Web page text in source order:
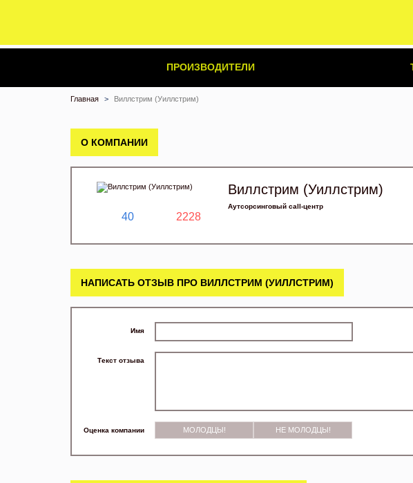
ПРОИЗВОДИТЕЛИ
Главная Виллстрим (Уиллстрим)
О КОМПАНИИ
40 2228
Виллстрим (Уиллстрим)
Аутсорсинговый call-центр
НАПИСАТЬ ОТЗЫВ ПРО ВИЛЛСТРИМ (УИЛЛСТРИМ)
Имя
Текст отзыва
Оценка компании МОЛОДЦЫ! НЕ МОЛОДЦЫ!